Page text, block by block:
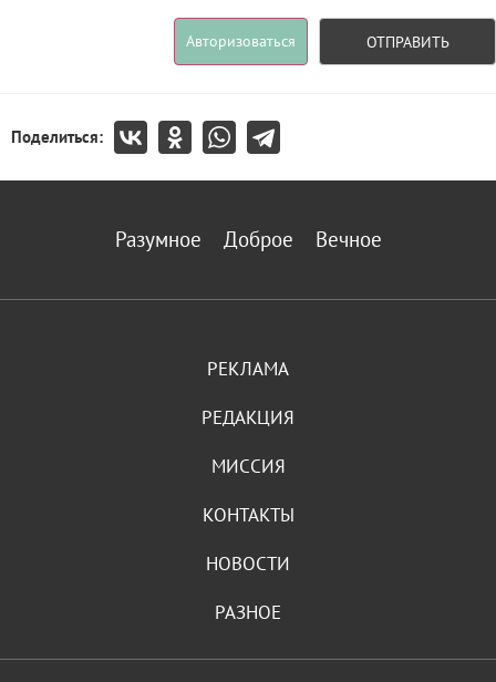
Авторизоваться ОТПРАВИТЬ
Поделиться:
Разумное Доброе Вечное
РЕКЛАМА
РЕДАКЦИЯ
МИССИЯ
КОНТАКТЫ
НОВОСТИ
РАЗНОЕ